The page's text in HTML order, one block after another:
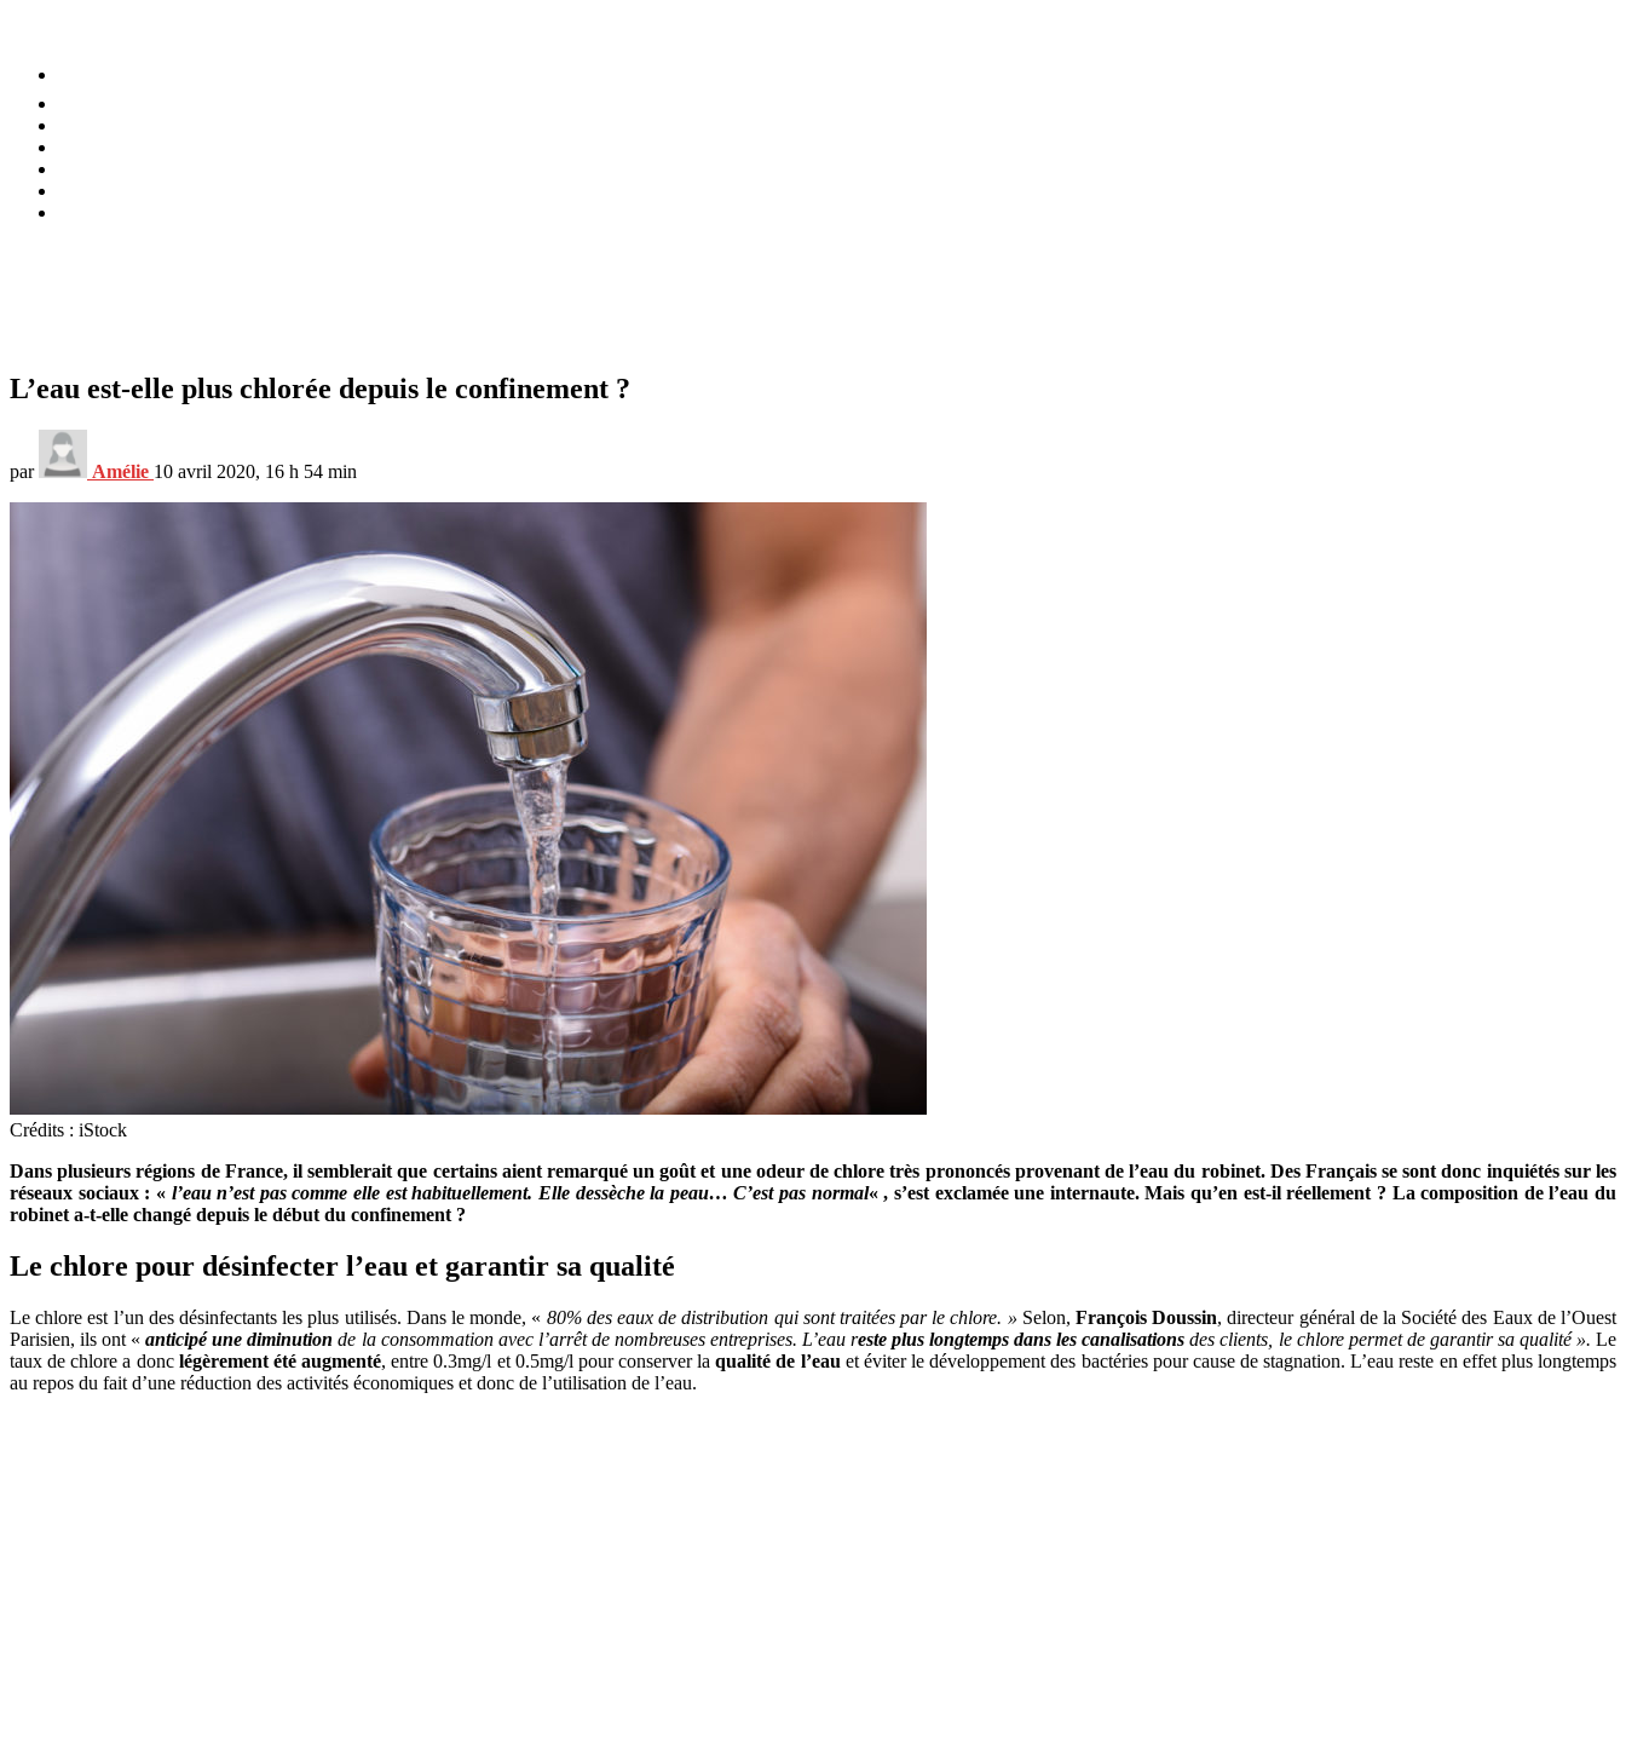
L’eau est-elle plus chlorée depuis le confinement ?
par Amélie 10 avril 2020, 16 h 54 min
Crédits : iStock
Dans plusieurs régions de France, il semblerait que certains aient remarqué un goût et une odeur de chlore très prononcés provenant de l’eau du robinet. Des Français se sont donc inquiétés sur les
réseaux sociaux : « l’eau n’est pas comme elle est habituellement. Elle dessèche la peau… C’est pas normal« , s’est exclamée une internaute. Mais qu’en est-il réellement ? La composition de l’eau du
robinet a-t-elle changé depuis le début du confinement ?
Le chlore pour désinfecter l’eau et garantir sa qualité
Le chlore est l’un des désinfectants les plus utilisés. Dans le monde, « 80% des eaux de distribution qui sont traitées par le chlore. » Selon,François Doussin, directeur général de la Société des Eaux de l’Ouest
Parisien, ils ont «anticipé une diminution de la consommation avec l’arrêt de nombreuses entreprises. L’eau reste plus longtemps dans les canalisations des clients, le chlore permet de garantir sa qualité ». Le
taux de chlore a donc légèrement été augmenté, entre 0.3mg/l et 0.5mg/l pour conserver laqualité de l’eau et éviter le développement des bactéries pour cause de stagnation. L’eau reste en effet plus longtemps
au repos du fait d’une réduction des activités économiques et donc de l’utilisation de l’eau.